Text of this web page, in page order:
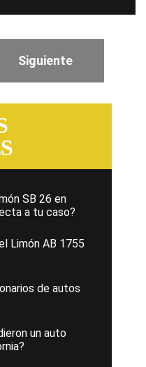
Siguiente
SB 26 en
a tu caso?
Limón AB 1755
de autos
un auto